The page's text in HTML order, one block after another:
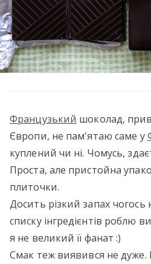
Французький шоколад,
Європи, не пам'ятаю саме у
куплений чи ні. Чомусь,
Проста, але пристойна
плиточки.
Досить різкий запах чогось
списку інгредієнтів роблю
я не великий її фанат :)
Смак теж виявився не дуже.